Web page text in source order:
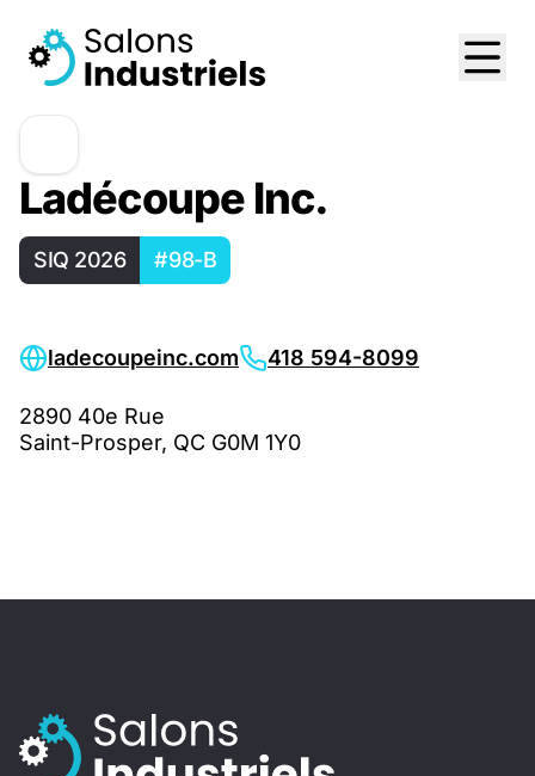
Ladécoupe Inc.
SIQ 2026 #98-B
ladecoupeinc.com 418 594-8099
2890 40e Rue
Saint-Prosper, QC G0M 1Y0